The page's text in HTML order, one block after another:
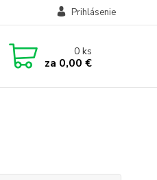
Prihlásenie
0ks
za 0,00 €